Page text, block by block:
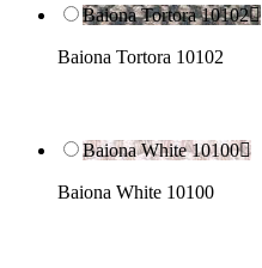
Baiona Tortora 10102
Baiona Tortora 10102
Baiona White 10100
Baiona White 10100